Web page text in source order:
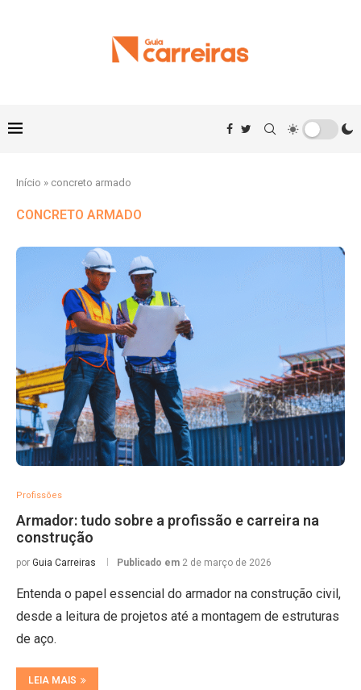
Início » concreto armado
CONCRETO ARMADO
Profissões
Armador: tudo sobre a profissão e carreira na
construção
por Guia Carreiras Publicado em 2 de março de 2026
Entenda o papel essencial do armador na construção civil,
desde a leitura de projetos até a montagem de estruturas
de aço.
LEIA MAIS